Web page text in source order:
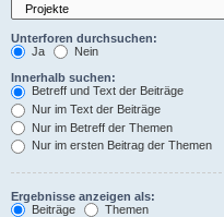
Unterforen durchsuchen:
Ja
Nein
Innerhalb suchen:
Betreff und Text der Beiträge
Nur im Text der Beiträge
Nur im Betreff der Themen
Nur im ersten Beitrag der Themen
Ergebnisse anzeigen als:
Beiträge
Themen